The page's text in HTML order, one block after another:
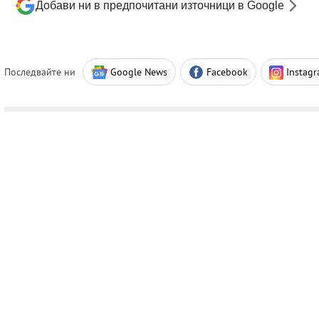
Добави ни в предпочитани източници в Google
Последвайте ни Google News Facebook